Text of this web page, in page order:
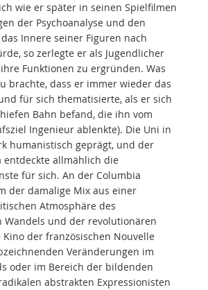
wie er später in seinen Spielfilmen
der Psychoanalyse und den
Innere seiner Figuren nach
so zerlegte er als Jugendlicher
Funktionen zu ergründen. Was
brachte, dass er immer wieder das
für sich thematisierte, als er sich
Bahn befand, die ihn vom
Ingenieur ablenkte). Die Uni in
humanistisch geprägt, und der
entdeckte allmählich die
für sich. An der Columbia
der damalige Mix aus einer
Atmosphäre des
Wandels und der revolutionären
der französischen Nouvelle
Veränderungen im
oder im Bereich der bildenden
abstrakten Expressionisten